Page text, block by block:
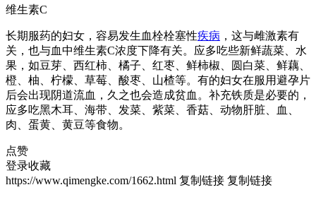
维生素C
长期服药的妇女，容易发生血栓栓塞性疾病 ，这与雌激素有
关，也与血中维生素C浓度下降有关。应多吃些新鲜蔬菜、水
果，如豆芽、西红柿、橘子、红枣、鲜柿椒、圆白菜、鲜藕、
橙、柚、柠檬、草莓、酸枣、山楂等。有的妇女在服用避孕片
后会出现阴道流血，久之也会造成贫血。补充铁质是必要的，
应多吃黑木耳、海带、发菜、紫菜、香菇、动物肝脏、血、
肉、蛋黄、黄豆等食物。
点赞
登录收藏
https://www.qimengke.com/1662.html 复制链接 复制链接